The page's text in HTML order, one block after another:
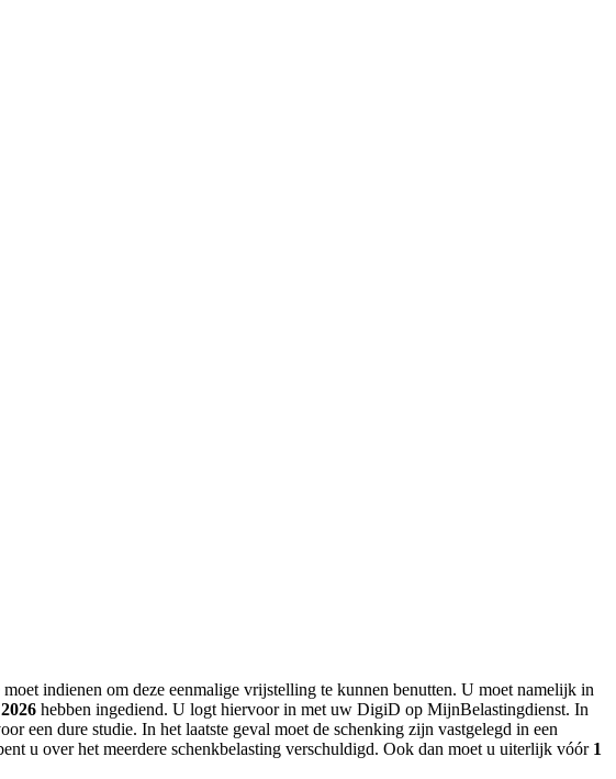
indienen om deze eenmalige vrijstelling te kunnen benutten. U moet namelijk in
hebben ingediend. U logt hiervoor in met uw DigiD op MijnBelastingdienst. In
een dure studie. In het laatste geval moet de schenking zijn vastgelegd in een
u over het meerdere schenkbelasting verschuldigd. Ook dan moet u uiterlijk vóór 1